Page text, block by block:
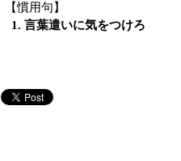
【慣用句】
1. 言葉遣いに気をつけろ